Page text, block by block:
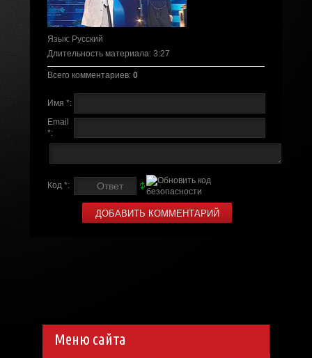
Язык: Русский
Длительность материала: 3:27
Всего комментариев: 0
Имя *:
Email
*:
Код *:
Меню сайта